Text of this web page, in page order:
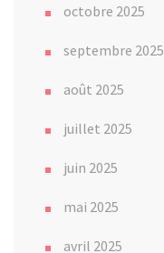
octobre 2025
septembre 2025
août 2025
juillet 2025
juin 2025
mai 2025
avril 2025